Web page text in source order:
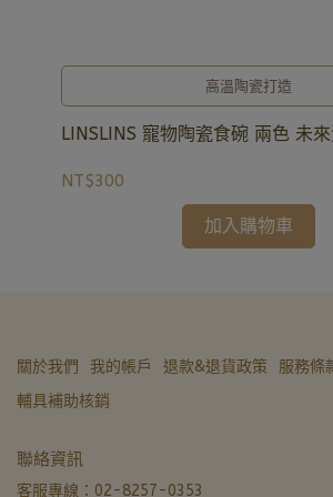
高溫陶瓷打造
LINSLINS 寵物陶瓷食碗 兩色 未
NT$300
加入購物車
關於我們 我的帳戶 退款&退貨政策
服務條
輔具補助核銷
聯絡資訊
客服專線：02-8257-0353